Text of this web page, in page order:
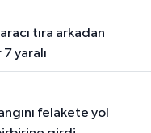
7 yaralı